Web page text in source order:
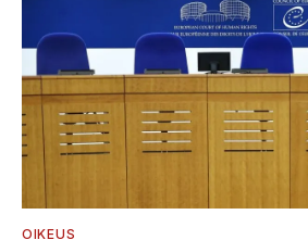
OIKEUS